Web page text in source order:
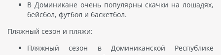
В Доминикане очень популярны скачки на лошадях,
бейсбол, футбол и баскетбол.
Пляжный сезон и пляжи:
Пляжный сезон в Доминиканской Республике